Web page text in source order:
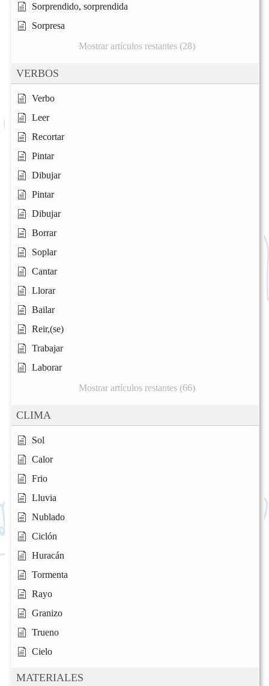
Sorprendido, sorprendida
Sorpresa
Mostrar artículos restantes (28)
VERBOS
Verbo
Leer
Recortar
Pintar
Dibujar
Pintar
Dibujar
Borrar
Soplar
Cantar
Llorar
Bailar
Reir,(se)
Trabajar
Laborar
Mostrar artículos restantes (66)
CLIMA
Sol
Calor
Frio
Lluvia
Nublado
Ciclón
Huracán
Tormenta
Rayo
Granizo
Trueno
Cielo
MATERIALES